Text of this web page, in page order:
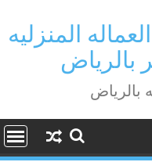
تأجير العماله المنزليه
بالرياض
بالرياض